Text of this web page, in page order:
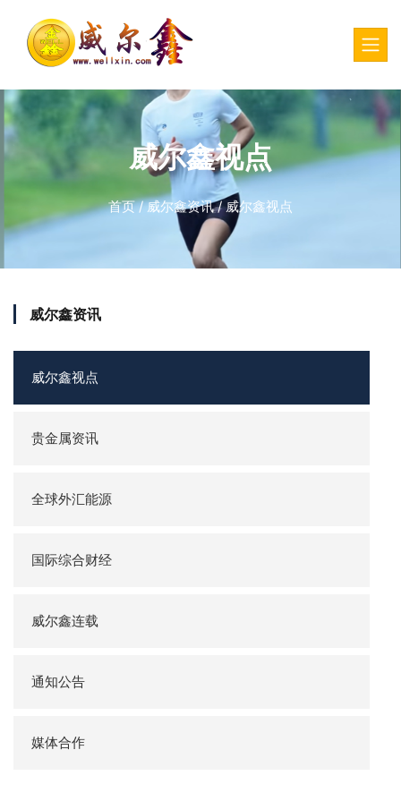
威尔鑫视点
首页/威尔鑫资讯/威尔鑫视点
威尔鑫资讯
威尔鑫视点
贵金属资讯
全球外汇能源
国际综合财经
威尔鑫连载
通知公告
媒体合作